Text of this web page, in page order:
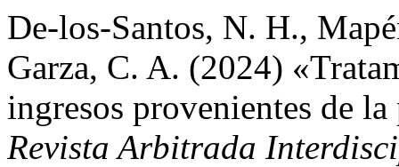
De-los-Santos, N. H.,
Garza, C. A. (2024)
ingresos provenientes de
Revista Arbitrada